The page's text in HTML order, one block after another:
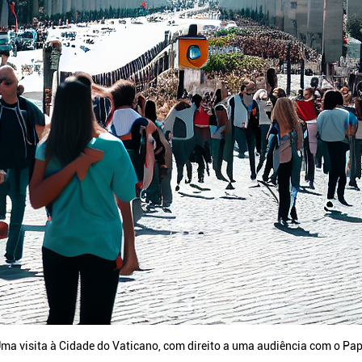
visita à Cidade do Vaticano, com direito a uma audiência com o